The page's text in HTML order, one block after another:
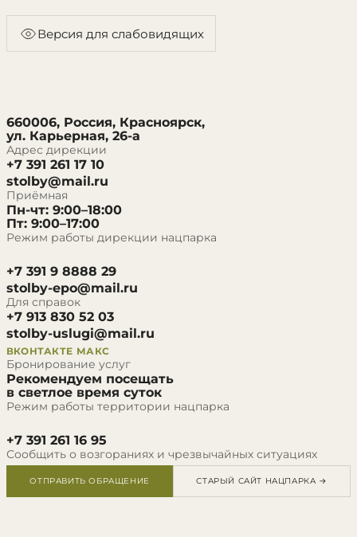
Версия для слабовидящих
660006, Россия, Красноярск,
ул. Карьерная, 26-а
Адрес дирекции
+7 391 261 17 10
stolby@mail.ru
Приёмная
Пн-чт: 9:00–18:00
Пт: 9:00–17:00
Режим работы дирекции нацпарка
+7 391 9 8888 29
stolby-epo@mail.ru
Для справок
+7 913 830 52 03
stolby-uslugi@mail.ru
ВКОНТАКТЕ МАКС
Бронирование услуг
Рекомендуем посещать
в светлое время суток
Режим работы территории нацпарка
+7 391 261 16 95
Сообщить о возгораниях и чрезвычайных ситуациях
ОТПРАВИТЬ ОБРАЩЕНИЕ СТАРЫЙ САЙТ НАЦПАРКА →